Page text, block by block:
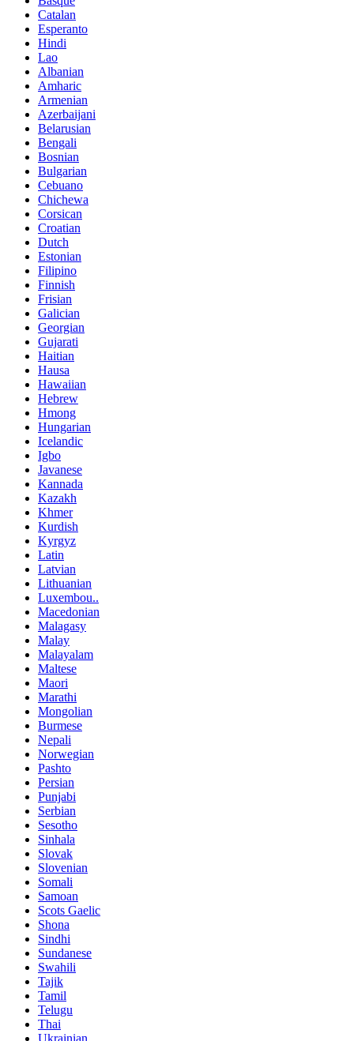
Catalan
Esperanto
Hindi
Lao
Albanian
Amharic
Armenian
Azerbaijani
Belarusian
Bengali
Bosnian
Bulgarian
Cebuano
Chichewa
Corsican
Croatian
Dutch
Estonian
Filipino
Finnish
Frisian
Galician
Georgian
Gujarati
Haitian
Hausa
Hawaiian
Hebrew
Hmong
Hungarian
Icelandic
Igbo
Javanese
Kannada
Kazakh
Khmer
Kurdish
Kyrgyz
Latin
Latvian
Lithuanian
Luxembou..
Macedonian
Malagasy
Malay
Malayalam
Maltese
Maori
Marathi
Mongolian
Burmese
Nepali
Norwegian
Pashto
Persian
Punjabi
Serbian
Sesotho
Sinhala
Slovak
Slovenian
Somali
Samoan
Scots Gaelic
Shona
Sindhi
Sundanese
Swahili
Tajik
Tamil
Telugu
Thai
Ukrainian